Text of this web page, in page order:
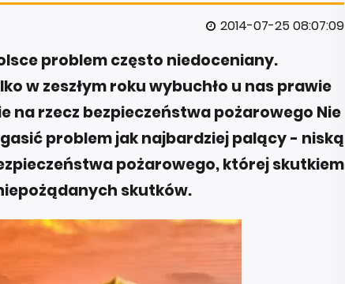
2014-07-25 08:07:09
problem często niedoceniany.
w zeszłym roku wybuchło u nas prawie
na rzecz bezpieczeństwa pożarowego Nie
problem jak najbardziej palący - niską
pożarowego, której skutkiem
skutków.